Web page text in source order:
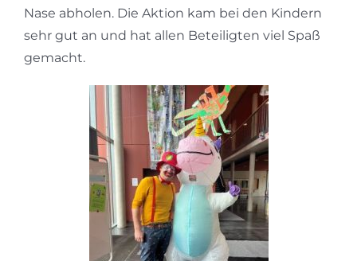
Nase abholen. Die Aktion kam bei den Kindern
sehr gut an und hat allen Beteiligten viel Spaß
gemacht.